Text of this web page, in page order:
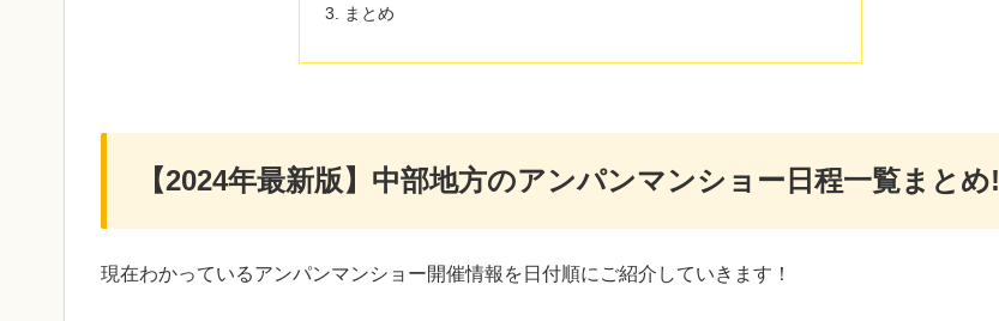
まとめ
【2024年最新版】中部地方のアンパンマンショー日程一覧まとめ!
現在わかっているアンパンマンショー開催情報を日付順にご紹介していきます！